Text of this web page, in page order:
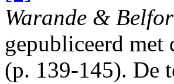
Warande &
gepubliceerd
(p. 139-145). De